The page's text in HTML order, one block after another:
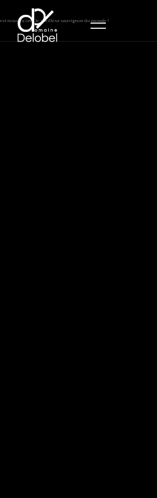
nous qu’on a le meilleur sauvignon du monde !